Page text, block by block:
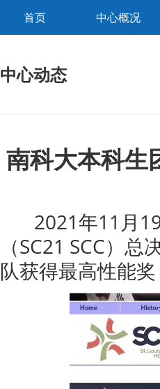
首页 中心概况
中心动态
南科大本科生
2021年11月19
（SC21 SCC）
队获得最高性能奖